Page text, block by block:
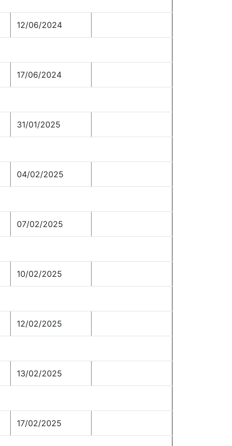
12/06/2024
17/06/2024
31/01/2025
04/02/2025
07/02/2025
10/02/2025
12/02/2025
13/02/2025
17/02/2025